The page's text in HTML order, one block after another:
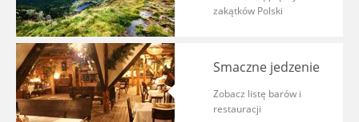
zakątków Polski
Smaczne jedzenie
Zobacz listę barów i
restauracji